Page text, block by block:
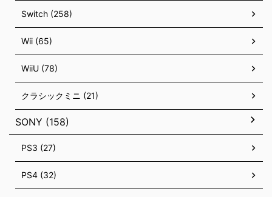
Switch (258)
Wii (65)
WiiU (78)
クラシックミニ (21)
SONY (158)
PS3 (27)
PS4 (32)